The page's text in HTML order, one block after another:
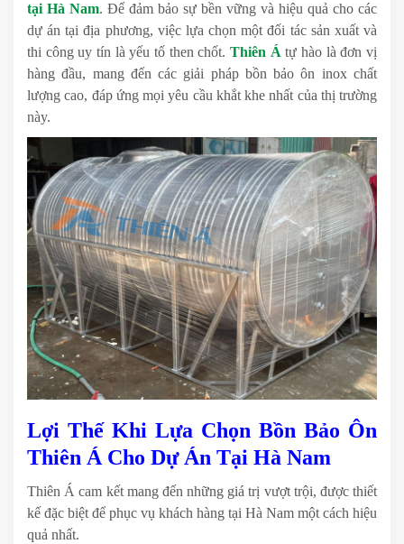
tại Hà Nam. Để đảm bảo sự bền vững và hiệu quả cho các
dự án tại địa phương, việc lựa chọn một đối tác sản xuất và
thi công uy tín là yếu tố then chốt. Thiên Á tự hào là đơn vị
hàng đầu, mang đến các giải pháp bồn bảo ôn inox chất
lượng cao, đáp ứng mọi yêu cầu khắt khe nhất của thị trường
này.
Lợi Thế Khi Lựa Chọn Bồn Bảo Ôn
Thiên Á Cho Dự Án Tại Hà Nam
Thiên Á cam kết mang đến những giá trị vượt trội, được thiết
kế đặc biệt để phục vụ khách hàng tại Hà Nam một cách hiệu
quả nhất.